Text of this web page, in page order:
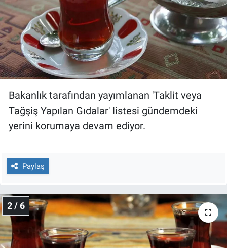
Bakanlık tarafından yayımlanan 'Taklit veya
Tağşiş Yapılan Gıdalar' listesi gündemdeki
yerini korumaya devam ediyor.
Paylaş
2 / 6
Gündem Özel
Günün görüntüsü
Haber
İlan
Kimdir
Ne demişti
Nedir